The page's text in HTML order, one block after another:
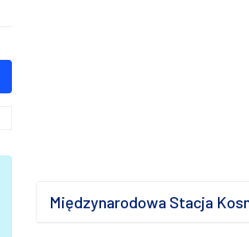
Międzynarodowa Stacja